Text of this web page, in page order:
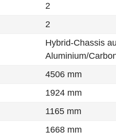
2
2
Hybrid-Chassis
Aluminium/
4506 mm
1924 mm
1165 mm
1668 mm